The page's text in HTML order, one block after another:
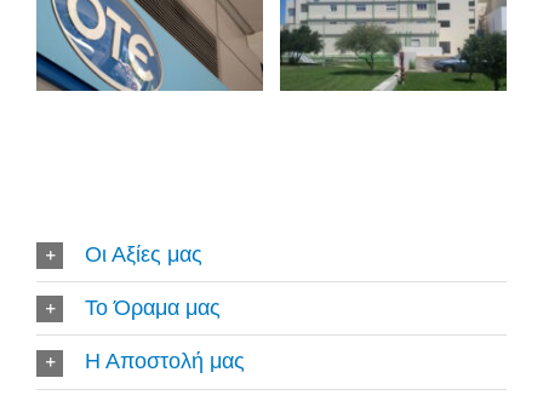
Νοσοκομείο
Καλαμάτας
Οι Αξίες μας
Το Όραμα μας
Η Αποστολή μας